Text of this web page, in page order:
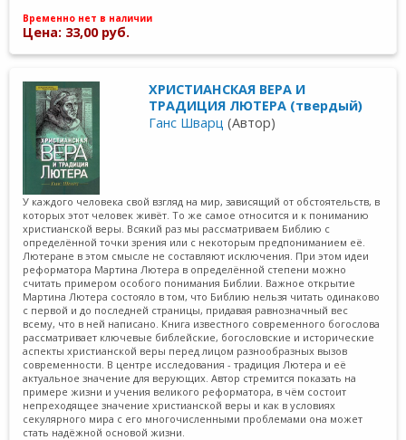
Временно нет в наличии
Цена: 33,00 руб.
ХРИСТИАНСКАЯ ВЕРА И
ТРАДИЦИЯ ЛЮТЕРА (твердый)
Ганс Шварц (Автор)
У каждого человека свой взгляд на мир, зависящий от обстоятельств, в
которых этот человек живёт. То же самое относится и к пониманию
христианской веры. Всякий раз мы рассматриваем Библию с
определённой точки зрения или с некоторым предпониманием её.
Лютеране в этом смысле не составляют исключения. При этом идеи
реформатора Мартина Лютера в определённой степени можно
считать примером особого понимания Библии. Важное открытие
Мартина Лютера состояло в том, что Библию нельзя читать одинаково
с первой и до последней страницы, придавая равнозначный вес
всему, что в ней написано. Книга известного современного богослова
рассматривает ключевые библейские, богословские и исторические
аспекты христианской веры перед лицом разнообразных вызов
современности. В центре исследования - традиция Лютера и её
актуальное значение для верующих. Автор стремится показать на
примере жизни и учения великого реформатора, в чём состоит
непреходящее значение христианской веры и как в условиях
секулярного мира с его многочисленными проблемами она может
стать надёжной основой жизни.